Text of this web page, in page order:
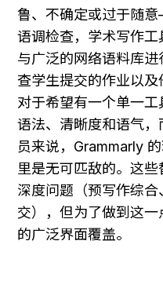
鲁、不确定或过于随
语调检查，学术写作
与广泛的网络语料库
查学生提交的作业以及
对于希望有一个单一
语法、清晰度和语气
员来说，Grammarly
里是无可匹敌的。这
深度问题（预写作综
交），但为了做到这
的广泛界面覆盖。